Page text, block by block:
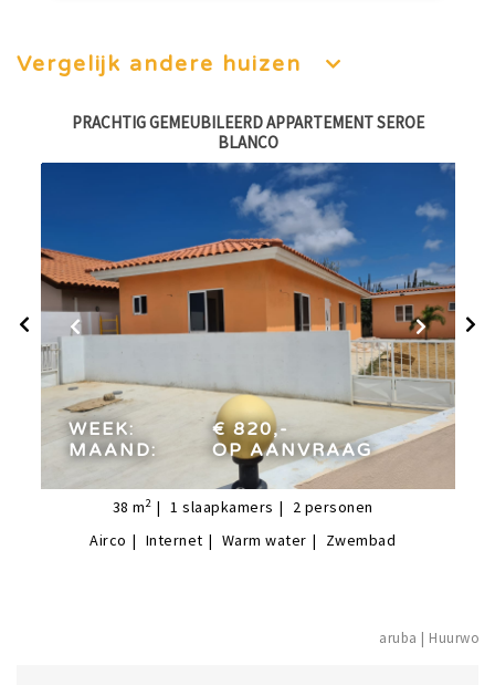
Vergelijk andere huizen
PRACHTIG GEMEUBILEERD APPARTEMENT SEROE
BLANCO
week:€ 820,-
maand:op aanvraag
WEEK:
€ 820,-
MAAND:
OP AANVRAAG
38 m2 1 slaapkamers 2 personen
Airco
Internet Warm water Zwembad
aruba |